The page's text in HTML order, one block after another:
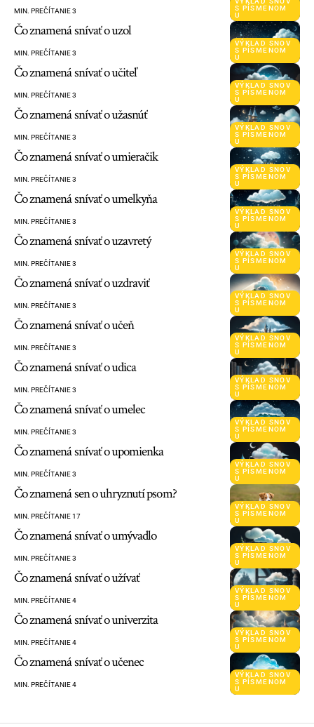
S PÍSMENOM
U
MIN. PREČÍTANIE 3
VÝKLAD SNOV
S PÍSMENOM
U
Čo znamená snívať o uzol
MIN. PREČÍTANIE 3
VÝKLAD SNOV
S PÍSMENOM
U
Čo znamená snívať o učiteľ
MIN. PREČÍTANIE 3
VÝKLAD SNOV
S PÍSMENOM
U
Čo znamená snívať o užasnúť
MIN. PREČÍTANIE 3
VÝKLAD SNOV
S PÍSMENOM
U
Čo znamená snívať o umieračik
MIN. PREČÍTANIE 3
VÝKLAD SNOV
S PÍSMENOM
U
Čo znamená snívať o umelkyňa
MIN. PREČÍTANIE 3
VÝKLAD SNOV
S PÍSMENOM
U
Čo znamená snívať o uzavretý
MIN. PREČÍTANIE 3
VÝKLAD SNOV
S PÍSMENOM
U
Čo znamená snívať o uzdraviť
MIN. PREČÍTANIE 3
VÝKLAD SNOV
S PÍSMENOM
U
Čo znamená snívať o učeň
MIN. PREČÍTANIE 3
VÝKLAD SNOV
S PÍSMENOM
U
Čo znamená snívať o udica
MIN. PREČÍTANIE 3
VÝKLAD SNOV
S PÍSMENOM
U
Čo znamená snívať o umelec
MIN. PREČÍTANIE 3
VÝKLAD SNOV
S PÍSMENOM
U
Čo znamená snívať o upomienka
MIN. PREČÍTANIE 3
VÝKLAD SNOV
S PÍSMENOM
U
Čo znamená sen o uhryznutí psom?
MIN. PREČÍTANIE 17
VÝKLAD SNOV
S PÍSMENOM
U
Čo znamená snívať o umývadlo
MIN. PREČÍTANIE 3
VÝKLAD SNOV
S PÍSMENOM
U
Čo znamená snívať o užívať
MIN. PREČÍTANIE 4
VÝKLAD SNOV
S PÍSMENOM
U
Čo znamená snívať o univerzita
MIN. PREČÍTANIE 4
VÝKLAD SNOV
S PÍSMENOM
U
Čo znamená snívať o učenec
MIN. PREČÍTANIE 4